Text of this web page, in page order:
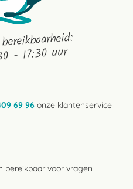
- 17:30 uur
69 96 onze klantenservice
bereikbaar voor vragen